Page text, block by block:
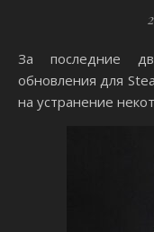
За последние два дня было два небольших
обновления для
на устранение